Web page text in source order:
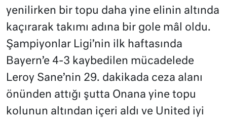
yenilirken bir topu daha yine elinin altında
kaçırarak takımı adına bir gole mâl oldu.
Şampiyonlar Ligi’nin ilk haftasında
Bayern’e 4-3 kaybedilen mücadelede
Leroy Sane’nin 29. dakikada ceza alanı
önünden attığı şutta Onana yine topu
kolunun altından içeri aldı ve United iyi